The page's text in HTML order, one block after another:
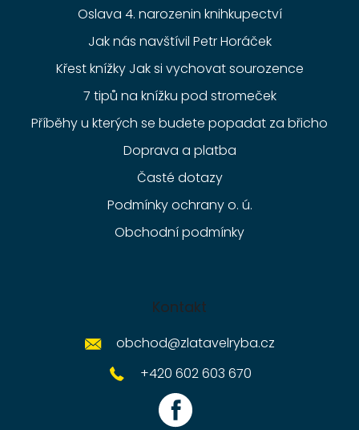
Oslava 4. narozenin knihkupectví
Jak nás navštívil Petr Horáček
Křest knížky Jak si vychovat sourozence
7 tipů na knížku pod stromeček
Příběhy u kterých se budete popadat za břicho
Doprava a platba
Časté dotazy
Podmínky ochrany o. ú.
Obchodní podmínky
Kontakt
obchod@zlatavelryba.cz
+420 602 603 670